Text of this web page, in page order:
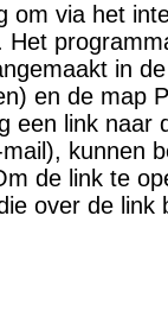
om via het
Het
in
en de map
een link naar
kunnen
de link te
over de link